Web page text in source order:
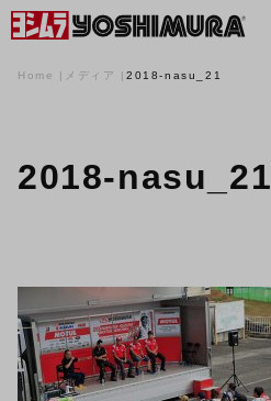
Home メディア 2018-nasu_21
2018-nasu_21